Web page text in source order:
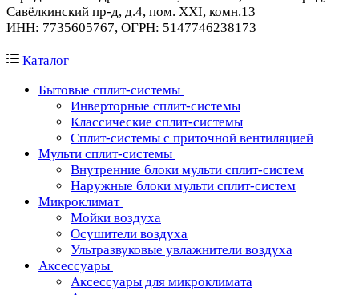
Савёлкинский пр-д, д.4, пом. XXI, комн.13
ИНН: 7735605767, ОГРН: 5147746238173
Каталог
Бытовые сплит-системы
Инверторные сплит-системы
Классические сплит-системы
Сплит-системы с приточной вентиляцией
Мульти сплит-системы
Внутренние блоки мульти сплит-систем
Наружные блоки мульти сплит-систем
Микроклимат
Мойки воздуха
Осушители воздуха
Ультразвуковые увлажнители воздуха
Аксессуары
Аксессуары для микроклимата